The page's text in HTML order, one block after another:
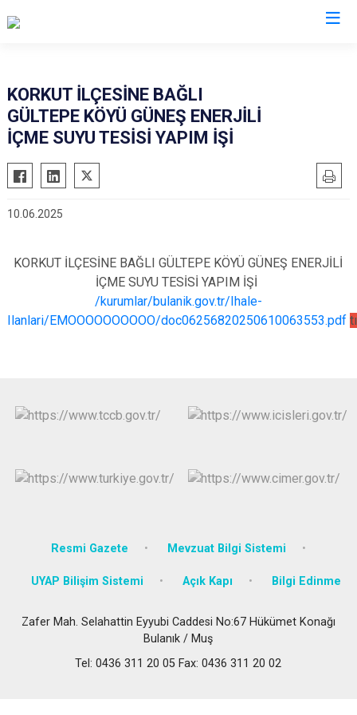
Bulanık
Hasköy
Korkut
KORKUT İLÇESİNE BAĞLI
GÜLTEPE KÖYÜ GÜNEŞ ENERJİLİ
İÇME SUYU TESİSİ YAPIM İŞİ
10.06.2025
KORKUT İLÇESİNE BAĞLI GÜLTEPE KÖYÜ GÜNEŞ ENERJİLİ
İÇME SUYU TESİSİ YAPIM İŞİ
/kurumlar/bulanik.gov.tr/Ihale-
Ilanlari/EMOOOOOOOOOO/doc06256820250610063553.pdf
Resmi Gazete Mevzuat Bilgi Sistemi
UYAP Bilişim Sistemi Açık Kapı Bilgi Edinme
Zafer Mah. Selahattin Eyyubi Caddesi No:67 Hükümet Konağı
Bulanık / Muş
Tel: 0436 311 20 05 Fax: 0436 311 20 02